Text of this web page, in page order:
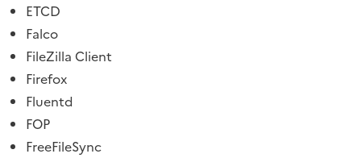
ETCD
Falco
FileZilla Client
Firefox
Fluentd
FOP
FreeFileSync